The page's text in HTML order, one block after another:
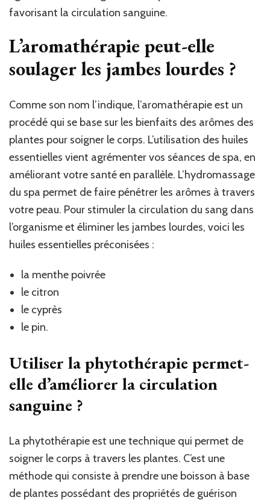
favorisant la circulation sanguine.
L’aromathérapie peut-elle
soulager les jambes lourdes ?
Comme son nom l’indique, l’aromathérapie est un
procédé qui se base sur les bienfaits des arômes des
plantes pour soigner le corps. L’utilisation des huiles
essentielles vient agrémenter vos séances de spa, en
améliorant votre santé en parallèle. L’hydromassage
du spa permet de faire pénétrer les arômes à travers
votre peau. Pour stimuler la circulation du sang dans
l’organisme et éliminer les jambes lourdes, voici les
huiles essentielles préconisées :
la menthe poivrée
le citron
le cyprès
le pin.
Utiliser la phytothérapie permet-
elle d’améliorer la circulation
sanguine ?
La phytothérapie est une technique qui permet de
soigner le corps à travers les plantes. C’est une
méthode qui consiste à prendre une boisson à base
de plantes possédant des propriétés de guérison